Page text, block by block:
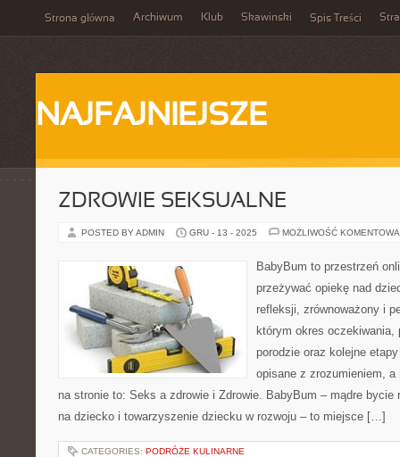
Strona główna Archiwum Klub Skawinski Spis Treści
NAJFAJNIEJSZE
ZDROWIE SEKSUALNE
POSTED BY ADMIN GRU - 13 - 2025 MOŻLIWOŚĆ
BabyBum to przestrzeń
przeżywać opiekę nad
refleksji, zrównoważony i
którym okres oczekiwania,
porodzie oraz kolejne
opisane z zrozumieniem,
na stronie to: Seks a zdrowie i Zdrowie. BabyBum – mądre
na dziecko i towarzyszenie dziecku w rozwoju – to miejsce […]
CATEGORIES: PODRÓŻE KULINARNE